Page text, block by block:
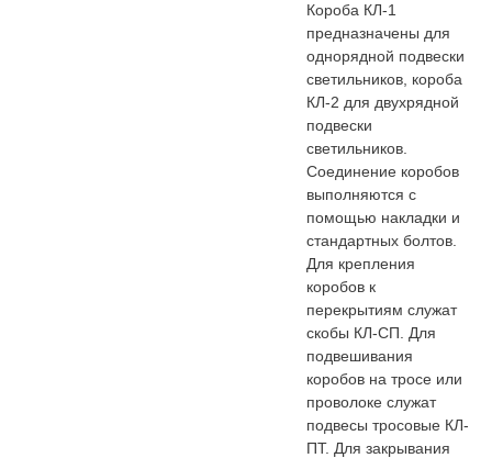
Короба КЛ-1
предназначены для
однорядной подвески
светильников, короба
КЛ-2 для двухрядной
подвески
светильников.
Соединение коробов
выполняются с
помощью накладки и
стандартных болтов.
Для крепления
коробов к
перекрытиям служат
скобы КЛ-СП. Для
подвешивания
коробов на тросе или
проволоке служат
подвесы тросовые КЛ-
ПТ. Для закрывания